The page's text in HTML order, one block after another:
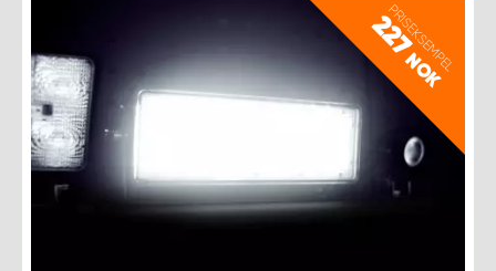
PRISEKSEMPEL
227
NOK